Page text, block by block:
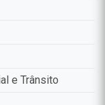
e Trânsito